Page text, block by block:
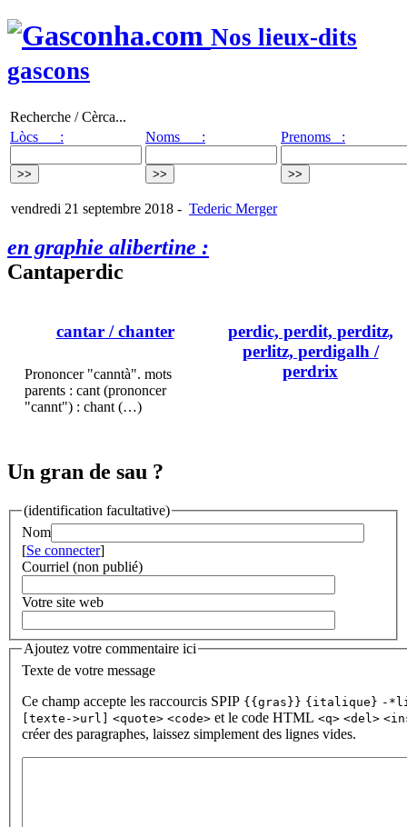
Nos lieux-dits
gascons
Recherche / Cèrca...
Lòcs :
Noms : Prenoms :
vendredi 21 septembre 2018 - Tederic Merger
en graphie alibertine :
Cantaperdic
cantar/ chanter
Prononcer "canntà". mots
parents : cant (prononcer
"cannt") : chant (…)
perdic, perdit, perditz,
perlitz, perdigalh/
perdrix
Un gran de sau ?
(identification facultative)
Nom
[Se connecter]
Courriel (non publié)
Votre site web
Ajoutez votre commentaire ici
Texte de votre message
Ce champ accepte les raccourcis SPIP {{gras}} {italique} -
[texte->url] <quote> <code> et le code HTML <q> <del>
créer des paragraphes, laissez simplement des lignes vides.